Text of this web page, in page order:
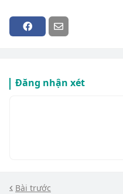
Đăng nhận xét
Bài trước